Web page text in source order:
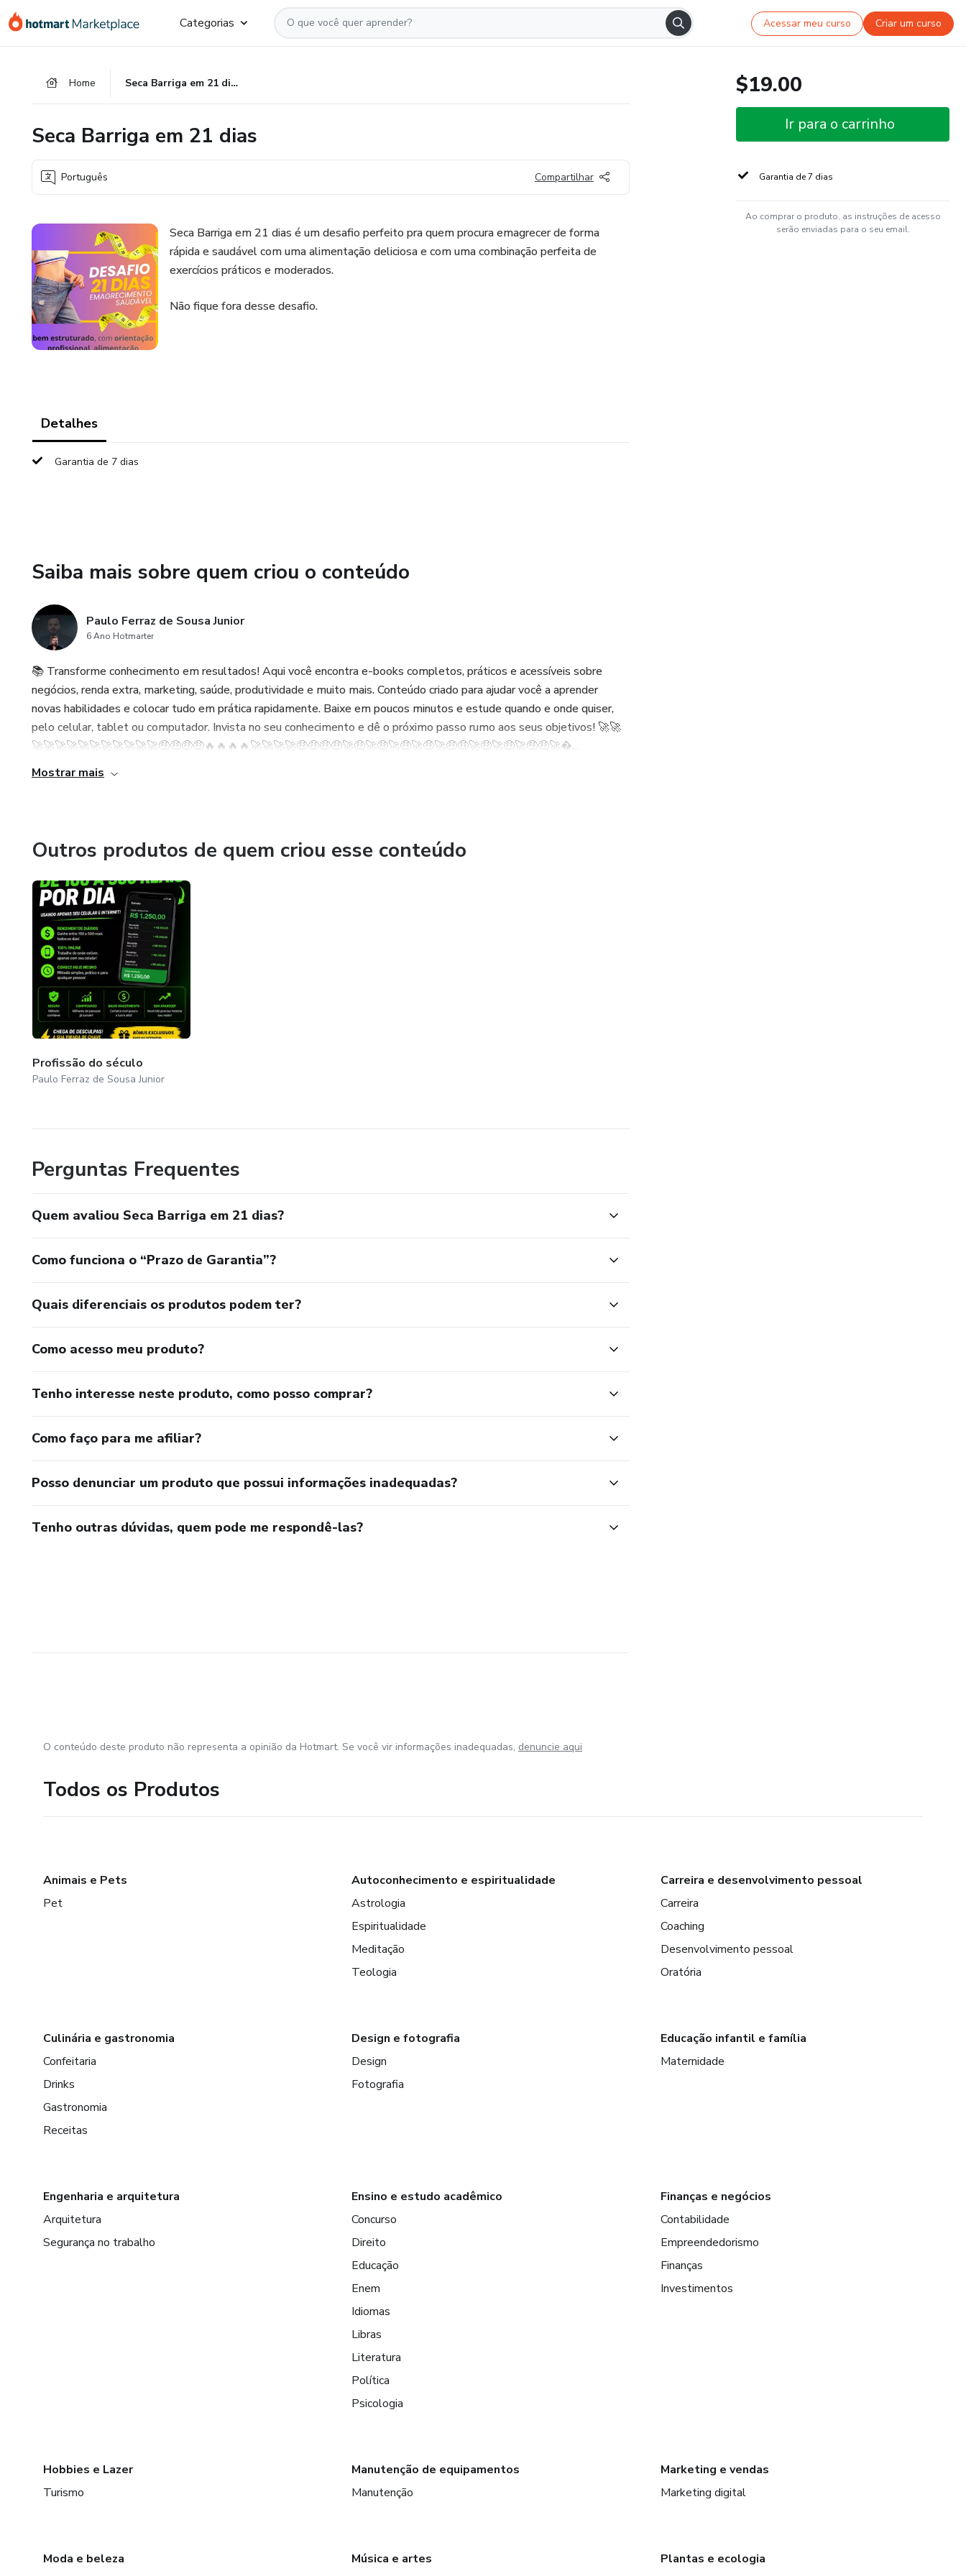
para
para
para
Categorias Acessar meu curso Criar um curso
Home Seca Barriga em 21 dias
Seca Barriga em 21 dias
Português Compartilhar
Seca Barriga em 21 dias é um desafio perfeito pra quem procura emagrecer de forma
rápida e saudável com uma alimentação deliciosa e com uma combinação perfeita de
exercícios práticos e moderados.
Não fique fora desse desafio.
Detalhes
Garantia de 7 dias
Saiba mais sobre quem criou o conteúdo
Paulo Ferraz de Sousa Junior
6 Ano Hotmarter
📚 Transforme conhecimento em resultados! Aqui você encontra e-books completos, práticos e acessíveis sobre
negócios, renda extra, marketing, saúde, produtividade e muito mais. Conteúdo criado para ajudar você a aprender
novas habilidades e colocar tudo em prática rapidamente. Baixe em poucos minutos e estude quando e onde quiser,
pelo celular, tablet ou computador. Invista no seu conhecimento e dê o próximo passo rumo aos seus objetivos! 🚀🚀
🚀🚀🚀🚀🚀🚀🚀🚀🚀🚀🚀🤑🤑🤑🤑🔥🔥🔥🔥🚀🚀🚀🚀🤑🤑🤑🤑🚀🤑🚀🤑🚀🤑🚀🤑🚀🤑🤑🚀🤑🚀🤑🚀🤑🤑🚀...
Mostrar mais
Outros produtos de quem criou esse conteúdo
Profissão do século
Paulo Ferraz de Sousa Junior
Perguntas Frequentes
Quem avaliou Seca Barriga em 21 dias?
Como funciona o “Prazo de Garantia”?
Quais diferenciais os produtos podem ter?
Como acesso meu produto?
Tenho interesse neste produto, como posso comprar?
Como faço para me afiliar?
Posso denunciar um produto que possui informações inadequadas?
Tenho outras dúvidas, quem pode me respondê-las?
$19.00
Ir para o carrinho
Garantia de 7 dias
Ao comprar o produto, as instruções de acesso
serão enviadas para o seu email.
O conteúdo deste produto não representa a opinião da Hotmart. Se você vir informações inadequadas, denuncie aqui
Todos os Produtos
Animais e Pets
Pet
Autoconhecimento e espiritualidade
Astrologia
Espiritualidade
Meditação
Teologia
Carreira e desenvolvimento pessoal
Carreira
Coaching
Desenvolvimento pessoal
Oratória
Culinária e gastronomia
Confeitaria
Drinks
Gastronomia
Receitas
Design e fotografia
Design
Fotografia
Educação infantil e família
Maternidade
Engenharia e arquitetura
Arquitetura
Segurança no trabalho
Ensino e estudo acadêmico
Concurso
Direito
Educação
Enem
Idiomas
Libras
Literatura
Política
Psicologia
Finanças e negócios
Contabilidade
Empreendedorismo
Finanças
Investimentos
Hobbies e Lazer
Turismo
Manutenção de equipamentos
Manutenção
Marketing e vendas
Marketing digital
Moda e beleza
Música e artes
Plantas e ecologia